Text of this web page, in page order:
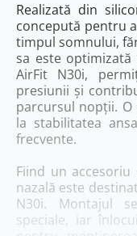
Realizată din
concepută pentru
timpul somnului,
sa este
AirFit N30i,
presiunii și
parcursul nopții.
la stabilitatea
frecvente.
Fiind un accesoriu
nazală este
N30i. Montajul
speciale, iar